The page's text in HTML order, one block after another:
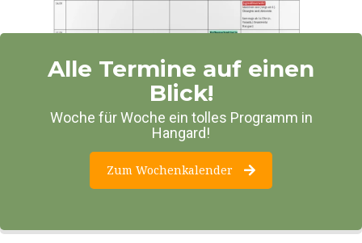
Alle Termine auf einen
Blick!
Woche für Woche ein tolles Programm in
Hangard!
Zum Wochenkalender